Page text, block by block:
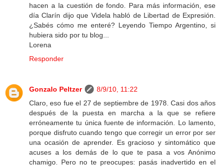
hacen a la cuestión de fondo. Para más información, ese
día Clarín dijo que Videla habló de Libertad de Expresión.
¿Sabés cómo me enteré? Leyendo Tiempo Argentino, si
hubiera sido por tu blog...
Lorena
Responder
Gonzalo Peltzer
8/9/10, 11:22
Claro, eso fue el 27 de septiembre de 1978. Casi dos años
después de la puesta en marcha a la que se refiere
erróneamente tu única fuente de información. Lo lamento,
porque disfruto cuando tengo que corregir un error por ser
una ocasión de aprender. Es gracioso y sintomático que
acuses a los demás de lo que te pasa a vos Anónimo
chamigo. Pero no te preocupes: pasás inadvertido en el